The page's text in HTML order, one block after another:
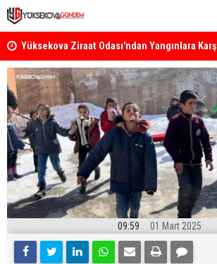
Yüksekova Ziraat Odası'ndan Yangınlara
Çağrısı
09:59 01 Mart 2025